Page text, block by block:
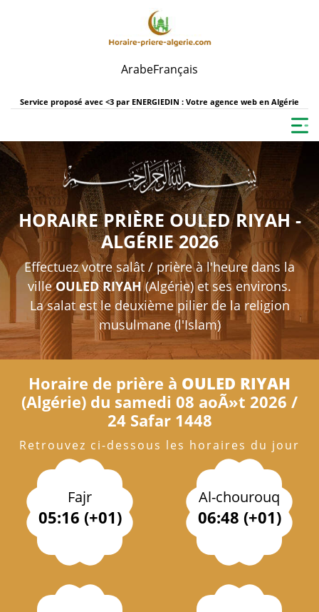
ArabeFrançais
Service proposé avec <3 par ENERGIEDIN : Votre agence web en Algérie
HORAIRE PRIÈRE OULED RIYAH -
ALGÉRIE 2026
Effectuez votre salât / prière à l'heure dans la
villeOULED RIYAH(Algérie) et ses environs.
La salat est le deuxième pilier de la religion
musulmane (l'Islam)
Horaire de prière à OULED RIYAH
(Algérie) du samedi 08 aoÃ»t 2026 /
24 Safar 1448
Retrouvez ci-dessous les horaires du jour
Fajr
05:16 (+01)
Al-chourouq
06:48 (+01)